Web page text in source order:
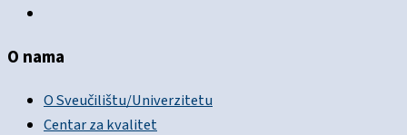
O nama
O Sveučilištu/Univerzitetu
Centar za kvalitet